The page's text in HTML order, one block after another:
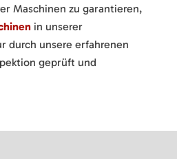
Maschinen zu garantieren,
in unserer
durch unsere erfahrenen
geprüft und